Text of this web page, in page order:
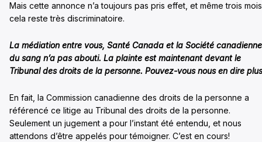
Mais cette annonce n’a toujours pas pris effet, et même trois
cela reste très discriminatoire.
La médiation entre vous, Santé Canada et la Société canadienne
du sang n’a pas abouti. La plainte est maintenant devant le
Tribunal des droits de la personne. Pouvez-vous nous en dire
En fait, la Commission canadienne des droits de la personne a
référencé ce litige au Tribunal des droits de la personne.
Seulement un jugement a pour l’instant été entendu, et nous
attendons d’être appelés pour témoigner. C’est en cours!